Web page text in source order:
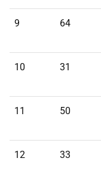
9 64
10 31
11 50
12 33